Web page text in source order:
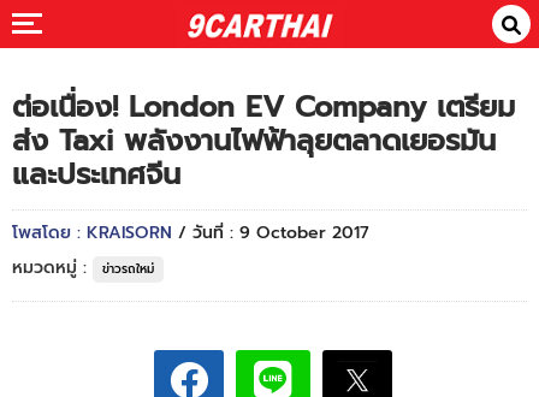
ต่อเนื่อง! London EV Company เตรียม
ส่ง Taxi พลังงานไฟฟ้าลุยตลาดเยอรมัน
และประเทศจีน
โพสโดย : KRAISORN / วันที่ : 9 October 2017
หมวดหมู่ :
ข่าวรถใหม่